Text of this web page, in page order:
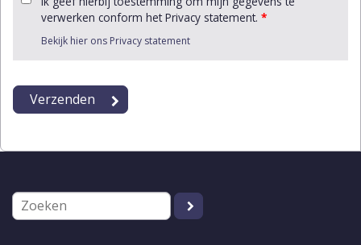
verwerken conform het Privacy statement. *
Bekijk hier ons Privacy statement